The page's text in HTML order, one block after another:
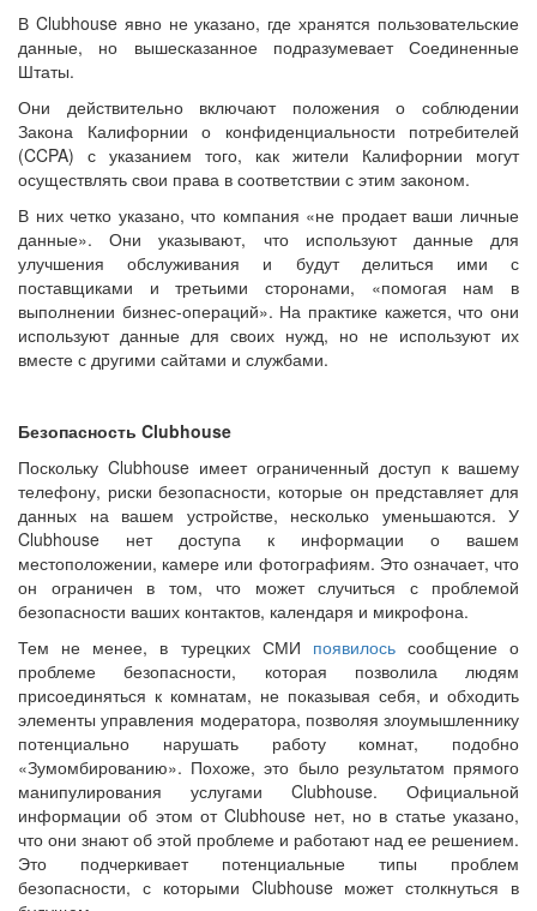
В Clubhouse явно не указано, где хранятся пользовательские
данные, но вышесказанное подразумевает Соединенные
Штаты.
Они действительно включают положения о соблюдении
Закона Калифорнии о конфиденциальности потребителей
(CCPA) с указанием того, как жители Калифорнии могут
осуществлять свои права в соответствии с этим законом.
В них четко указано, что компания «не продает ваши личные
данные». Они указывают, что используют данные для
улучшения обслуживания и будут делиться ими с
поставщиками и третьими сторонами, «помогая нам в
выполнении бизнес-операций». На практике кажется, что они
используют данные для своих нужд, но не используют их
вместе с другими сайтами и службами.
Безопасность Clubhouse
Поскольку Clubhouse имеет ограниченный доступ к вашему
телефону, риски безопасности, которые он представляет для
данных на вашем устройстве, несколько уменьшаются. У
Clubhouse нет доступа к информации о вашем
местоположении, камере или фотографиям. Это означает, что
он ограничен в том, что может случиться с проблемой
безопасности ваших контактов, календаря и микрофона.
Тем не менее, в турецких СМИ появилосьсообщение о
проблеме безопасности, которая позволила людям
присоединяться к комнатам, не показывая себя, и обходить
элементы управления модератора, позволяя злоумышленнику
потенциально нарушать работу комнат, подобно
«Зумомбированию». Похоже, это было результатом прямого
манипулирования услугами Clubhouse. Официальной
информации об этом от Clubhouse нет, но в статье указано,
что они знают об этой проблеме и работают над ее решением.
Это подчеркивает потенциальные типы проблем
безопасности, с которыми Clubhouse может столкнуться в